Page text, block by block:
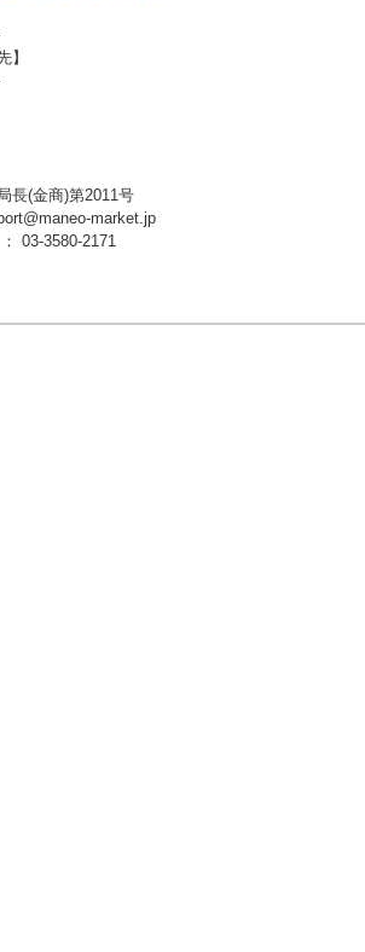
】
長(金商)第2011号
market.jp
03-3580-2171